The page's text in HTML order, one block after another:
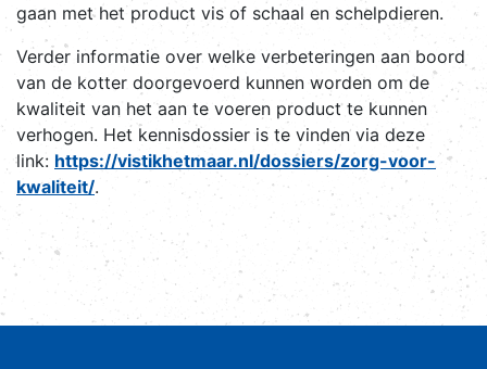
gaan met het product vis of schaal en schelpdieren.
Verder informatie over welke verbeteringen aan boord
van de kotter doorgevoerd kunnen worden om de
kwaliteit van het aan te voeren product te kunnen
verhogen. Het kennisdossier is te vinden via deze
link: https://vistikhetmaar.nl/dossiers/zorg-voor-
kwaliteit/.